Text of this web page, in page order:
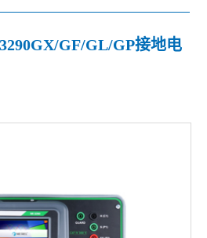
GF/GL/GP接地电